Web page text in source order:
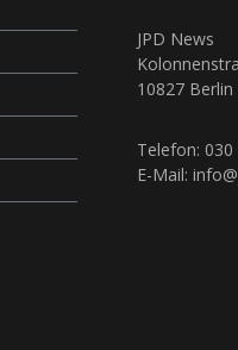
JPD News
10827 Berlin
Telefon:
E-Mail: